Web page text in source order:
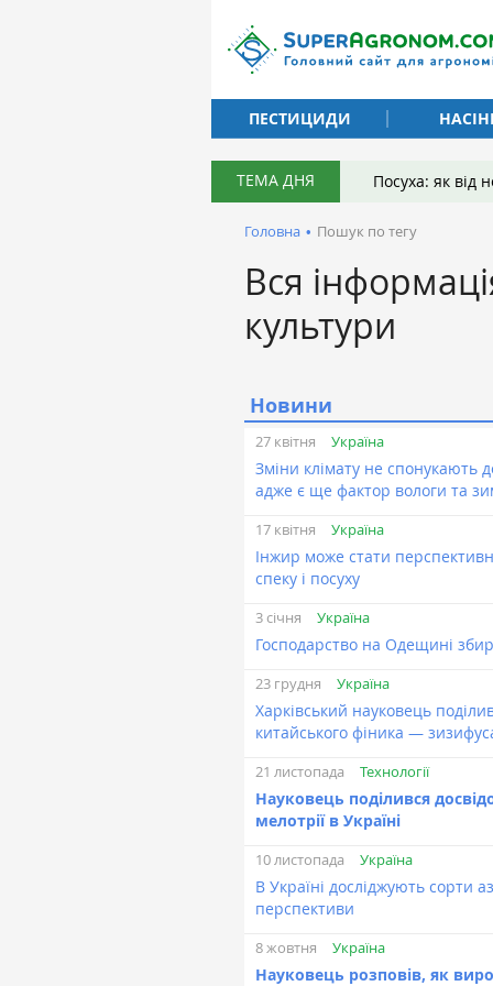
ПЕСТИЦИДИ
ТЕМА ДНЯ Посуха: як від
Головна • Пошук по тегу
Вся
культури
Новини
27 квітня Україна
Зміни клімату не спонукають
адже є ще фактор вологи та
17 квітня Україна
Інжир може стати
спеку і посуху
3 січня Україна
Господарство на Одещині
23 грудня Україна
Харківський науковець
китайського фіника —
21 листопада Технології
Науковець поділився
мелотрії в Україні
10 листопада Україна
В Україні досліджують сорти
перспективи
8 жовтня Україна
Науковець розповів, як